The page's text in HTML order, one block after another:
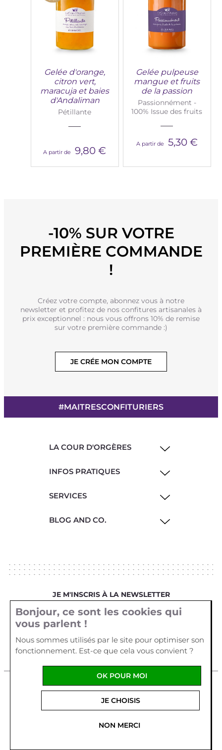
Gelée d'orange,
citron vert,
maracuja et baies
d'Andaliman
Pétillante
A partir de 9,80 €
Gelée pulpeuse
mangue et fruits
de la passion
Passionnément -
100% Issue des fruits
A partir de 5,30 €
-10% SUR VOTRE
PREMIÈRE COMMANDE
!
Créez votre compte, abonnez vous à notre
newsletter et profitez de nos confitures artisanales à
prix exceptionnel : nous vous offrons 10% de remise
sur votre première commande :)
JE CRÉE MON COMPTE
#MAITRESCONFITURIERS
LA COUR D'ORGÈRES
INFOS PRATIQUES
SERVICES
BLOG AND CO.
JE M'INSCRIS À LA NEWSLETTER
Votre email
Mentions légales Cookies
Crédits
1 allée Véga Parc d'Activités Plein
56170 QUIBERON-France Tel :02 97 29 55 62
Fabriqué en France
Bonjour, ce sont les cookies qui
vous parlent !
Nous sommes utilisés par le site pour optimiser son
fonctionnement. Est-ce que cela vous convient ?
NON MERCI
JE CHOISIS
OK POUR MOI